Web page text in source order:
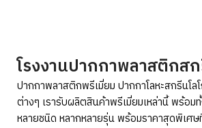
โรงงานปากกาพลาสติกสก
ปากกาพลาสติกพรีเมี่ยม ปากกาโลหะสกรีนโล
ต่างๆ เรารับผลิตสินค้าพรีเมี่ยมเหล่านี้ พร้อม
หลายชนิด หลากหลายรุ่น พร้อมราคาสุดพิเศษ